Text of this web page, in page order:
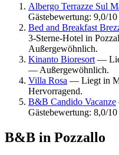
Albergo Terrazze Sul
Gästebewertung: 9,0/
Bed and Breakfast
3-Sterne-Hotel in
Außergewöhnlich.
Kinanto Bioresort —
— Außergewöhnlich.
Villa Rosa — Liegt in
Hervorragend.
B&B Candido Vacanze
Gästebewertung: 8,0/
B&B in Pozzallo